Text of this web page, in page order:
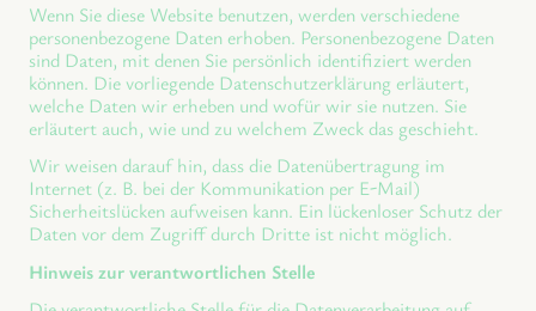
Wenn Sie diese Website benutzen, werden verschiedene
personenbezogene Daten erhoben. Personenbezogene Daten
sind Daten, mit denen Sie persönlich identifiziert werden
können. Die vorliegende Datenschutzerklärung erläutert,
welche Daten wir erheben und wofür wir sie nutzen. Sie
erläutert auch, wie und zu welchem Zweck das geschieht.
Wir weisen darauf hin, dass die Datenübertragung im
Internet (z. B. bei der Kommunikation per E-Mail)
Sicherheitslücken aufweisen kann. Ein lückenloser Schutz der
Daten vor dem Zugriff durch Dritte ist nicht möglich.
Hinweis zur verantwortlichen Stelle